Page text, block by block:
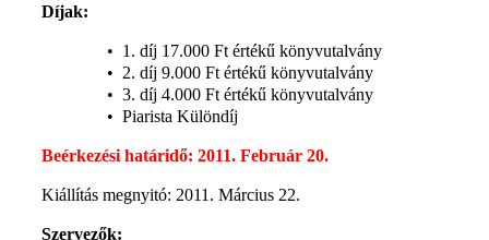
Díjak:
• 1. díj 17.000 Ft értékű könyvutalvány
• 2. díj 9.000 Ft értékű könyvutalvány
• 3. díj 4.000 Ft értékű könyvutalvány
• Piarista Különdíj
Beérkezési határidő: 2011. Február 20.
Kiállítás megnyitó: 2011. Március 22.
Szervezők: